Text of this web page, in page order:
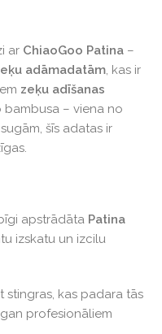
ar ChiaoGoo Patina –
adāmadatām, kas ir
zeķu adīšanas
bambusa – viena no
šīs adatas ir
apstrādāta Patina
izskatu un izcilu
stingras, kas padara tās
profesionāliem